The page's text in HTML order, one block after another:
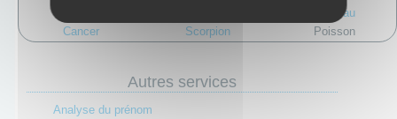
Cancer
Scorpion
Verseau
Poisson
Autres services
Analyse du prénom